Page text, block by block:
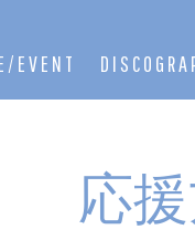
EVENT
応